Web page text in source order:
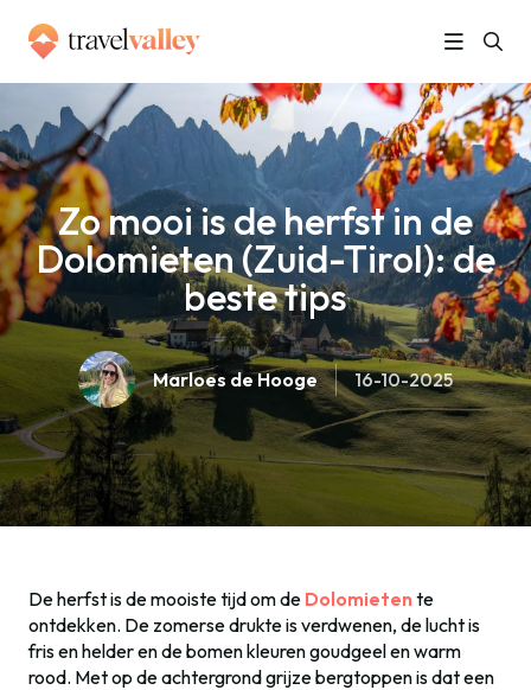
Home » Zo mooi is de herfst in de Dolomieten (Zuid-Tirol): de beste tips
Zo mooi is de herfst in de
Dolomieten (Zuid-Tirol): de
beste tips
Marloes de Hooge 16-10-2025
De herfst is de mooiste tijd om de Dolomieten te
ontdekken. De zomerse drukte is verdwenen, de lucht is
fris en helder en de bomen kleuren goudgeel en warm
rood. Met op de achtergrond grijze bergtoppen is dat een